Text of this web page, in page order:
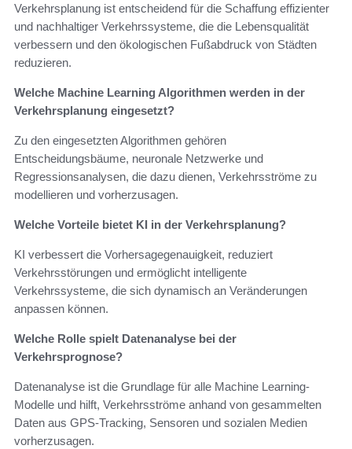
Verkehrsplanung ist entscheidend für die Schaffung effizienter
und nachhaltiger Verkehrssysteme, die die Lebensqualität
verbessern und den ökologischen Fußabdruck von Städten
reduzieren.
Welche Machine Learning Algorithmen werden in der
Verkehrsplanung eingesetzt?
Zu den eingesetzten Algorithmen gehören
Entscheidungsbäume, neuronale Netzwerke und
Regressionsanalysen, die dazu dienen, Verkehrsströme zu
modellieren und vorherzusagen.
Welche Vorteile bietet KI in der Verkehrsplanung?
KI verbessert die Vorhersagegenauigkeit, reduziert
Verkehrsstörungen und ermöglicht intelligente
Verkehrssysteme, die sich dynamisch an Veränderungen
anpassen können.
Welche Rolle spielt Datenanalyse bei der
Verkehrsprognose?
Datenanalyse ist die Grundlage für alle Machine Learning-
Modelle und hilft, Verkehrsströme anhand von gesammelten
Daten aus GPS-Tracking, Sensoren und sozialen Medien
vorherzusagen.